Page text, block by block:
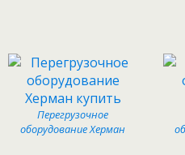
Перегрузочное
оборудование Херман